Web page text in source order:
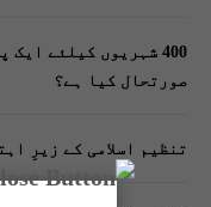
400 شہریوں کیلئے
صورتحال کیا ہے؟
تنظیم اسلامی کے زیرِ